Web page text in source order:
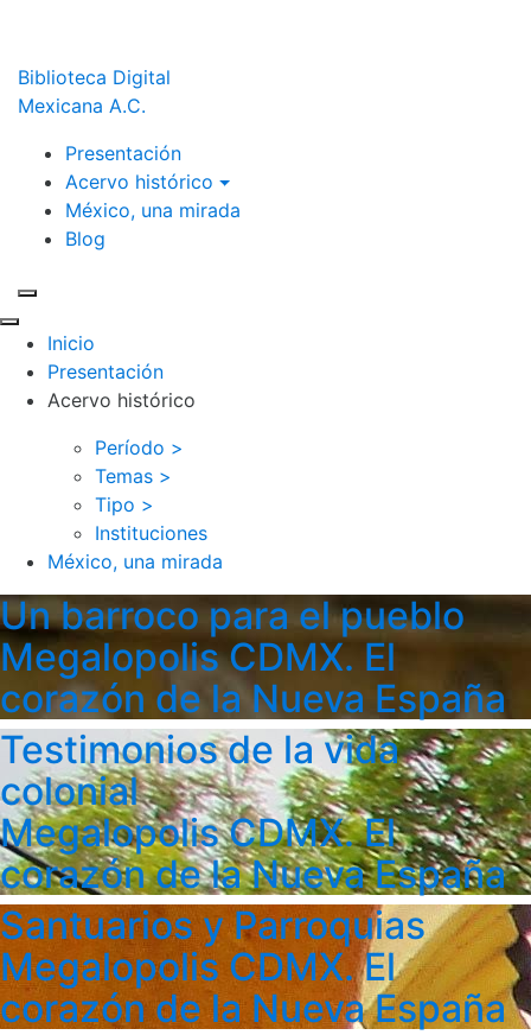
Biblioteca Digital
Mexicana A.C.
Presentación
Acervo histórico
México, una mirada
Blog
Inicio
Presentación
Acervo histórico
Período >
Temas >
Tipo >
Instituciones
México, una mirada
Un barroco para el pueblo
Megalopolis CDMX. El
corazón de la Nueva España
Testimonios de la vida
colonial
Megalopolis CDMX. El
corazón de la Nueva España
Santuarios y Parroquias
Megalopolis CDMX. El
corazón de la Nueva España